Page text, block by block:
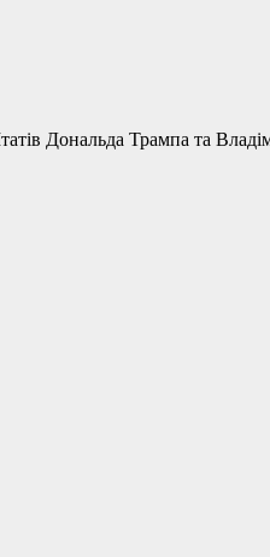
Дональда Трампа та